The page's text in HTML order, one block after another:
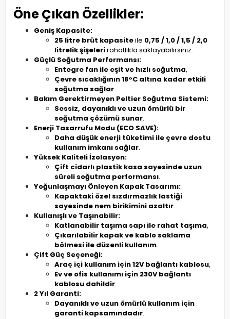
Öne Çıkan Özellikler:
Geniş Kapasite:
25 litre brüt kapasiteile 0,75 / 1,0 / 1,5 / 2,0
litrelik şişelerirahatlıkla saklayabilirsiniz.
Güçlü Soğutma Performansı:
Entegre fan ile eşit ve hızlı soğutma,
Çevre sıcaklığının 18°C altına kadar etkili
soğutma sağlar.
Bakım Gerektirmeyen Peltier Soğutma Sistemi:
Sessiz, dayanıklı ve uzun ömürlü bir
soğutma çözümü sunar.
Enerji Tasarrufu Modu (ECO SAVE):
Daha düşük enerji tüketimi ile çevre dostu
kullanım imkanı sağlar.
Yüksek Kaliteli İzolasyon:
Çift cidarlı plastik kasa sayesinde uzun
süreli soğutma performansı.
Yoğunlaşmayı Önleyen Kapak Tasarımı:
Kapaktaki özel sızdırmazlık lastiği
sayesinde nem birikimini azaltır.
Kullanışlı ve Taşınabilir:
Katlanabilir taşıma sapı ile rahat taşıma,
Çıkarılabilir kapak ve kablo saklama
bölmesi ile düzenli kullanım.
Çift Güç Seçeneği:
Araç içi kullanım için 12V bağlantı kablosu,
Ev ve ofis kullanımı için 230V bağlantı
kablosu dahildir.
2 Yıl Garanti:
Dayanıklı ve uzun ömürlü kullanım için
garanti kapsamındadır.